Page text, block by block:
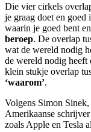
Die vier cirkels
je graag doet en goed
waarin je goed bent
beroep. De overlap
wat de wereld nodig
de wereld nodig heeft
klein stukje overlap
‘waarom’.
Volgens Simon
Amerikaanse
zoals Apple en Tesla